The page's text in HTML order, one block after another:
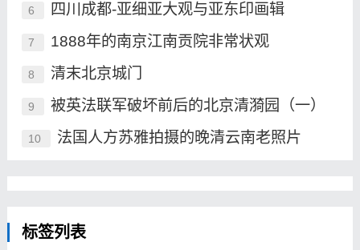
6 四川成都-亚细亚大观与亚东印画辑
7 1888年的南京江南贡院非常状观
8 清末北京城门
9 被英法联军破坏前后的北京清漪园（一）
10 法国人方苏雅拍摄的晚清云南老照片
标签列表